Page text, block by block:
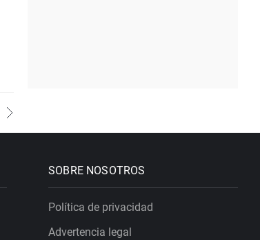
SOBRE NOSOTROS
Política de privacidad
Advertencia legal